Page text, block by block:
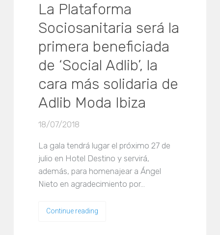
La Plataforma
Sociosanitaria será la
primera beneficiada
de ‘Social Adlib’, la
cara más solidaria de
Adlib Moda Ibiza
18/07/2018
La gala tendrá lugar el próximo 27 de
julio en Hotel Destino y servirá,
además, para homenajear a Ángel
Nieto en agradecimiento por…
Continue reading